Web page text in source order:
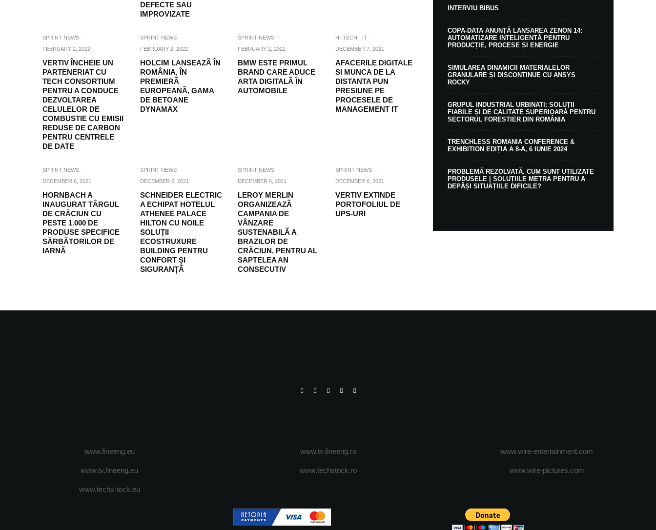
DEFECTE SAU
IMPROVIZATE
SPRINT NEWS
·
FEBRUARY 2, 2022
VERTIV ÎNCHEIE UN
PARTENERIAT CU
TECH CONSORTIUM
PENTRU A CONDUCE
DEZVOLTAREA
CELULELOR DE
COMBUSTIE CU EMISII
REDUSE DE CARBON
PENTRU CENTRELE
DE DATE
SPRINT NEWS
·
FEBRUARY 2, 2022
HOLCIM LANSEAZÃ ÎN
ROMÂNIA, ÎN
PREMIERÃ
EUROPEANÃ, GAMA
DE BETOANE
DYNAMAX
SPRINT NEWS
·
FEBRUARY 2, 2022
BMW ESTE PRIMUL
BRAND CARE ADUCE
ARTA DIGITALÃ ÎN
AUTOMOBILE
HI-TECH IT
·
DECEMBER 7, 2021
AFACERILE DIGITALE
SI MUNCA DE LA
DISTANTA PUN
PRESIUNE PE
PROCESELE DE
MANAGEMENT IT
SPRINT NEWS
·
DECEMBER 6, 2021
HORNBACH A
INAUGURAT TÂRGUL
DE CRÃCIUN CU
PESTE 1.000 DE
PRODUSE SPECIFICE
SÃRBÃTORILOR DE
IARNÃ
SPRINT NEWS
·
DECEMBER 6, 2021
SCHNEIDER ELECTRIC
A ECHIPAT HOTELUL
ATHENEE PALACE
HILTON CU NOILE
SOLUȚII
ECOSTRUXURE
BUILDING PENTRU
CONFORT ȘI
SIGURANȚÃ
SPRINT NEWS
·
DECEMBER 6, 2021
LEROY MERLIN
ORGANIZEAZÃ
CAMPANIA DE
VÂNZARE
SUSTENABILÃ A
BRAZILOR DE
CRÃCIUN, PENTRU AL
SAPTELEA AN
CONSECUTIV
SPRINT NEWS
·
DECEMBER 6, 2021
VERTIV EXTINDE
PORTOFOLIUL DE
UPS-URI
INTERVIU BIBUS
COPA-DATA ANUNȚĂ LANSAREA ZENON 14:
AUTOMATIZARE INTELIGENTĂ PENTRU
PRODUCȚIE, PROCESE ȘI ENERGIE
SIMULAREA DINAMICII MATERIALELOR
GRANULARE ȘI DISCONTINUE CU ANSYS
ROCKY
GRUPUL INDUSTRIAL URBINATI: SOLUȚII
FIABILE ȘI DE CALITATE SUPERIOARĂ PENTRU
SECTORUL FORESTIER DIN ROMÂNIA
TRENCHLESS ROMANIA CONFERENCE &
EXHIBITION EDIȚIA A 8-A, 6 IUNIE 2024
PROBLEMĂ REZOLVATĂ. CUM SUNT UTILIZATE
PRODUSELE | SOLUȚIILE METRA PENTRU A
DEPĂȘI SITUAȚIILE DIFICILE?
www.fineeng.eu
www.tv.fineeng.eu
www.techs-tock.eu
www.tv.fineeng.ro
www.techstock.ro
www.wire-entertainment.com
www.wire-pictures.com